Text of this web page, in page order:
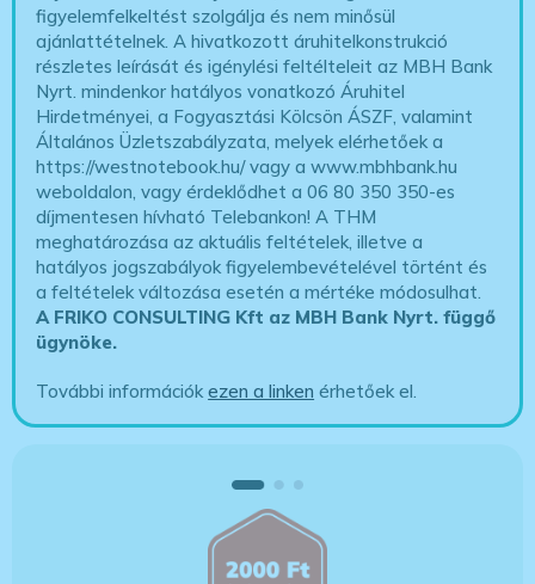
figyelemfelkeltést szolgálja és nem minősül
ajánlattételnek. A hivatkozott áruhitelkonstrukció
részletes leírását és igénylési feltélteleit az MBH Bank
Nyrt. mindenkor hatályos vonatkozó Áruhitel
Hirdetményei, a Fogyasztási Kölcsön ÁSZF, valamint
Általános Üzletszabályzata, melyek elérhetőek a
https://westnotebook.hu/vagy a www.mbhbank.hu
weboldalon, vagy érdeklődhet a 06 80 350 350-es
díjmentesen hívható Telebankon! A THM
meghatározása az aktuális feltételek, illetve a
hatályos jogszabályok figyelembevételével történt és
a feltételek változása esetén a mértéke módosulhat.
A FRIKO CONSULTING Kft az MBH Bank Nyrt. függő
ügynöke.
További információkezen a linken érhetőek el.